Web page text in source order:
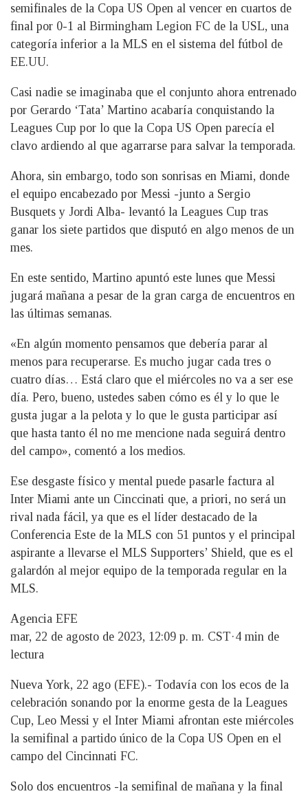
semifinales de la Copa US Open al vencer en cuartos de
final por 0-1 al Birmingham Legion FC de la USL, una
categoría inferior a la MLS en el sistema del fútbol de
EE.UU.
Casi nadie se imaginaba que el conjunto ahora entrenado
por Gerardo ‘Tata’ Martino acabaría conquistando la
Leagues Cup por lo que la Copa US Open parecía el
clavo ardiendo al que agarrarse para salvar la temporada.
Ahora, sin embargo, todo son sonrisas en Miami, donde
el equipo encabezado por Messi -junto a Sergio
Busquets y Jordi Alba- levantó la Leagues Cup tras
ganar los siete partidos que disputó en algo menos de un
mes.
En este sentido, Martino apuntó este lunes que Messi
jugará mañana a pesar de la gran carga de encuentros en
las últimas semanas.
«En algún momento pensamos que debería parar al
menos para recuperarse. Es mucho jugar cada tres o
cuatro días… Está claro que el miércoles no va a ser ese
día. Pero, bueno, ustedes saben cómo es él y lo que le
gusta jugar a la pelota y lo que le gusta participar así
que hasta tanto él no me mencione nada seguirá dentro
del campo», comentó a los medios.
Ese desgaste físico y mental puede pasarle factura al
Inter Miami ante un Cinccinati que, a priori, no será un
rival nada fácil, ya que es el líder destacado de la
Conferencia Este de la MLS con 51 puntos y el principal
aspirante a llevarse el MLS Supporters’ Shield, que es el
galardón al mejor equipo de la temporada regular en la
MLS.
Agencia EFE
mar, 22 de agosto de 2023, 12:09 p. m. CST·4 min de
lectura
Nueva York, 22 ago (EFE).- Todavía con los ecos de la
celebración sonando por la enorme gesta de la Leagues
Cup, Leo Messi y el Inter Miami afrontan este miércoles
la semifinal a partido único de la Copa US Open en el
campo del Cincinnati FC.
Solo dos encuentros -la semifinal de mañana y la final